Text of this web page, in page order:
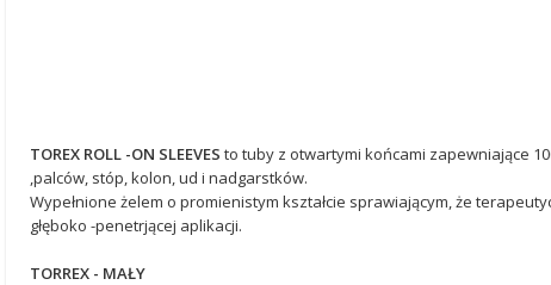
TOREX ROLL -ON SLEEVES to tuby z otwartymi końcami zapewniające
,palców, stóp, kolon, ud i nadgarstków.
Wypełnione żelem o promienistym kształcie sprawiającym, że
głęboko -penetrjącej aplikacji.
TORREX - MAŁY